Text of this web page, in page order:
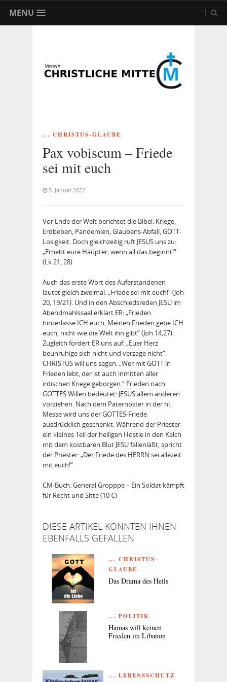
MENU
... CHRISTUS-GLAUBE
Pax vobiscum – Friede
sei mit euch
5. Januar 2022
Vor Ende der Welt berichtet die Bibel: Kriege,
Erdbeben, Pandemien, Glaubens-Abfall, GOTT-
Losigkeit. Doch gleichzeitig ruft JESUS uns zu:
„Erhebt eure Häupter, wenn all das beginnt!“
(Lk 21, 28)
Auch das erste Wort des Auferstandenen
lautet gleich zweimal: „Friede sei mit euch!“ (Joh
20, 19/21). Und in den Abschiedsreden JESU im
Abendmahlssaal erklärt ER: „Frieden
hinterlasse ICH euch, Meinen Frieden gebe ICH
euch, nicht wie die Welt ihn gibt“ (Joh 14,27).
Zugleich fordert ER uns auf: „Euer Herz
beunruhige sich nicht und verzage nicht“.
CHRISTUS will uns sagen: „Wer mit GOTT in
Frieden lebt, der ist auch inmitten aller
irdischen Kriege geborgen.“ Frieden nach
GOTTES Willen bedeutet: JESUS allem anderen
vorziehen. Nach dem Paternoster in der hl.
Messe wird uns der GOTTES-Friede
ausdrücklich geschenkt. Während der Priester
ein kleines Teil der heiligen Hostie in den Kelch
mit dem kostbaren Blut JESU fallenläßt, spricht
der Priester: „Der Friede des HERRN sei allezeit
mit euch!“
CM-Buch: General Gropppe – Ein Soldat kämpft
für Recht und Sitte (10 €)
DIESE ARTIKEL KÖNNTEN IHNEN
EBENFALLS GEFALLEN
... CHRISTUS-
GLAUBE
Das Drama des Heils
... POLITIK
Hamas will keinen
Frieden im Libanon
... LEBENSSCHUTZ